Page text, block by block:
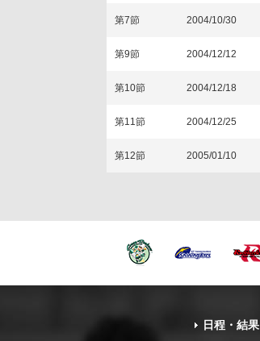
第7節 2004/10/30
第9節 2004/12/12
第10節 2004/12/18
第11節 2004/12/25
第12節 2005/01/10
日程・結果